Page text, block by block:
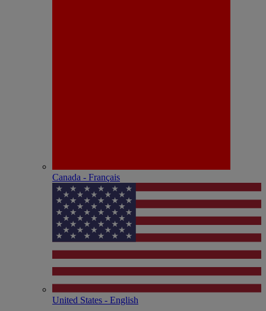
Canada - Français
United States - English